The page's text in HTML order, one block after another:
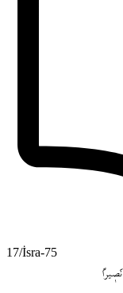
17/İsra-75
نَص۪يراً